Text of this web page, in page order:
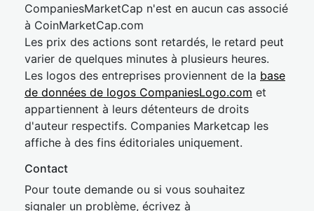
CompaniesMarketCap n'est en aucun cas associé
à CoinMarketCap.com
Les prix des actions sont retardés, le retard peut
varier de quelques minutes à plusieurs heures.
Les logos des entreprises proviennent de la base
de données de logos CompaniesLogo.com et
appartiennent à leurs détenteurs de droits
d'auteur respectifs. Companies Marketcap les
affiche à des fins éditoriales uniquement.
Contact
Pour toute demande ou si vous souhaitez
signaler un problème, écrivez à